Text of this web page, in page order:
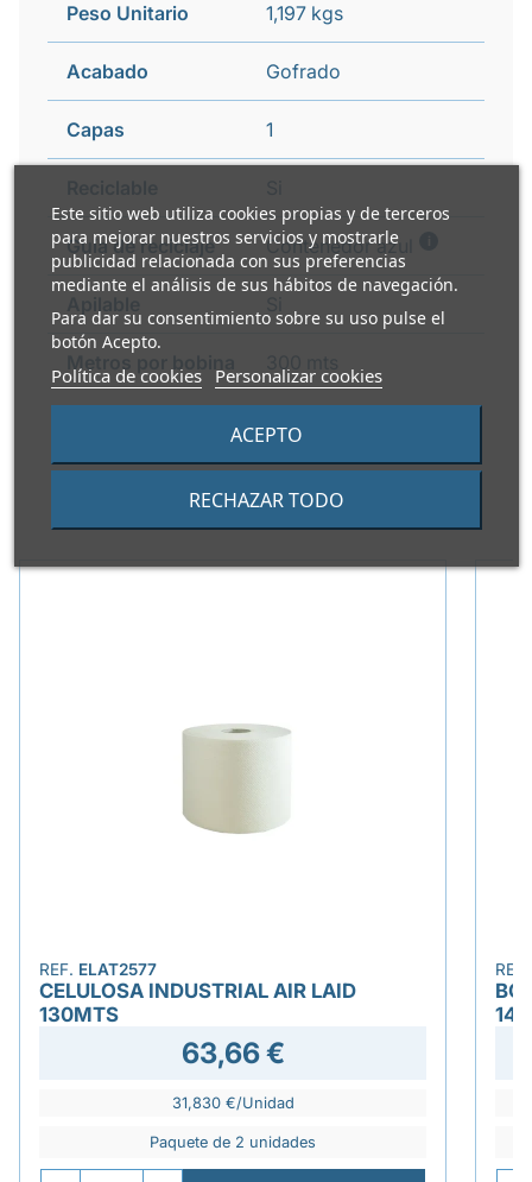
Este sitio web utiliza cookies propias y de terceros
para mejorar nuestros servicios y mostrarle
publicidad relacionada con sus preferencias
mediante el análisis de sus hábitos de navegación.
Para dar su consentimiento sobre su uso pulse el
botón Acepto.
Política de cookies Personalizar cookies
RECHAZAR TODO
ACEPTO
Peso Unitario 1,197 kgs
Acabado Gofrado
Capas 1
Guía de reciclaje Contenedor azul
Metros por bobina
REF. ELAT2577
CELULOSA INDUSTRIAL AIR LAID
130MTS
63,66 €
31,830 €/Unidad
Paquete de 2 unidades